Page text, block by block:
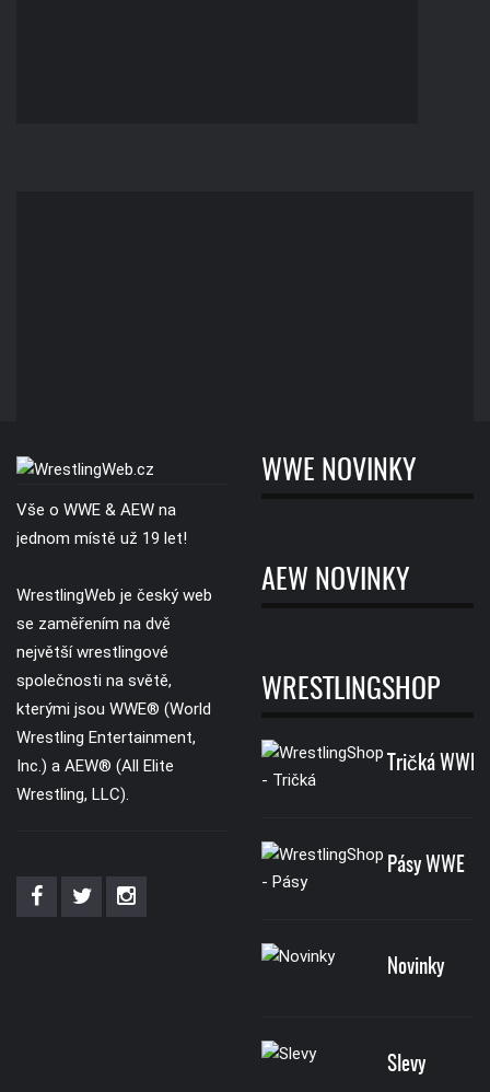
Vše o WWE & AEW na
jednom místě už 19 let!
WrestlingWeb je český web
se zaměřením na dvě
největší wrestlingové
společnosti na světě,
kterými jsou WWE® (World
Wrestling Entertainment,
Inc.) a AEW® (All Elite
Wrestling, LLC).
WWE NOVINKY
AEW NOVINKY
WRESTLINGSHOP
Tričká WWE
Pásy WWE
Novinky
Slevy